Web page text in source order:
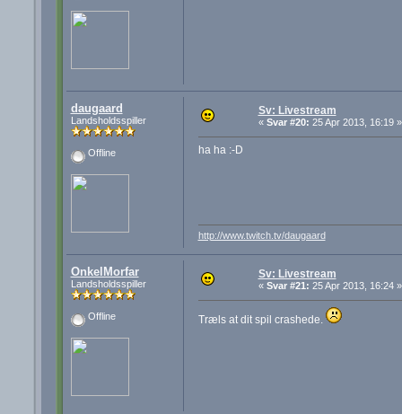
daugaard
Landsholdsspiller
Offline
Sv: Livestream
« Svar #20: 25 Apr 2013, 16:19 »
ha ha :-D
http://www.twitch.tv/daugaard
OnkelMorfar
Landsholdsspiller
Offline
Sv: Livestream
« Svar #21: 25 Apr 2013, 16:24 »
Træls at dit spil crashede.